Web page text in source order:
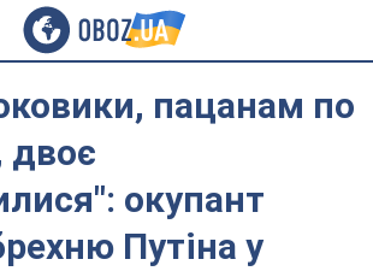
пацанам по
двоє
окупант
Путіна у